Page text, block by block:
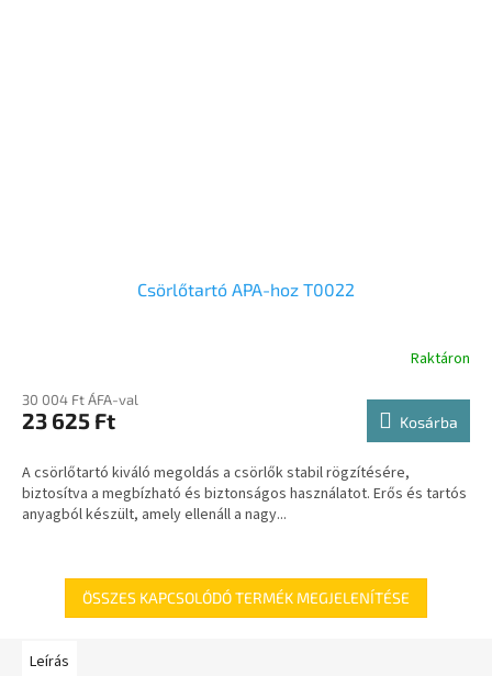
Csörlőtartó APA-hoz T0022
Raktáron
30 004 Ft ÁFA-val
23 625 Ft Kosárba
A csörlőtartó kiváló megoldás a csörlők stabil rögzítésére,
biztosítva a megbízható és biztonságos használatot. Erős és tartós
anyagból készült, amely ellenáll a nagy...
ÖSSZES KAPCSOLÓDÓ TERMÉK MEGJELENÍTÉSE
Leírás